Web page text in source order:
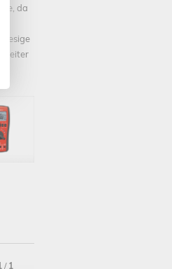
da
riesige
/ 1